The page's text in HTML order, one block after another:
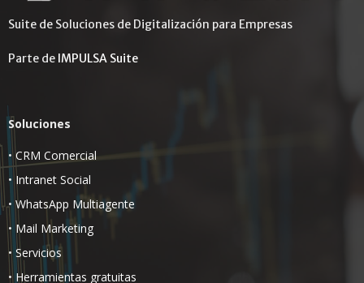
Suite de Soluciones de Digitalización para Empresas
Parte de IMPULSA Suite
Soluciones
•CRM Comercial
• Intranet Social
• WhatsApp Multiagente
• Mail Marketing
• Servicios
• Herramientas gratuitas